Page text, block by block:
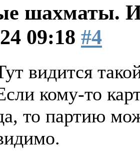
шахматы.
09:18 #4
видится
кому-то
то партию